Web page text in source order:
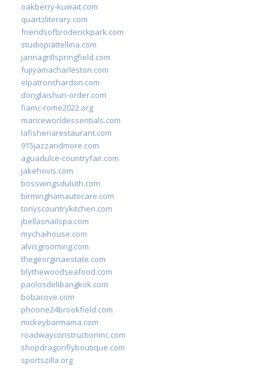
oakberry-kuwait.com
quartzliterary.com
friendsofbroderickpark.com
studiopiattellina.com
jannagrillspringfield.com
fujiyamacharleston.com
elpatronchardon.com
donglaishun-order.com
fiamc-rome2022.org
mariceworldessentials.com
lafisheriarestaurant.com
915jazzandmore.com
aguadulce-countryfair.com
jakehovis.com
bosswingsduluth.com
birminghamautocare.com
tonyscountrykitchen.com
jbellasnailspa.com
mychaihouse.com
alvisgrooming.com
thegeorginaestate.com
blythewoodseafood.com
paolosdelibangkok.com
bobacove.com
phoone24brookfield.com
mickeybarmama.com
roadwayconstructioninc.com
shopdragonflyboutique.com
sportszilla.org